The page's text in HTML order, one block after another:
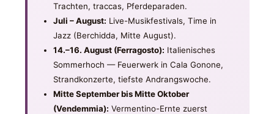
Trachten, traccas, Pferdeparaden.
Juli – August: Live-Musikfestivals, Time in
Jazz (Berchidda, Mitte August).
14.–16. August (Ferragosto): Italienisches
Sommerhoch — Feuerwerk in Cala Gonone,
Strandkonzerte, tiefste Andrangswoche.
Mitte September bis Mitte Oktober
(Vendemmia): Vermentino-Ernte zuerst